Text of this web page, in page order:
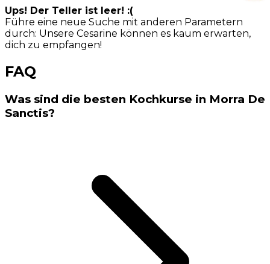
Ups! Der Teller ist leer! :(
Führe eine neue Suche mit anderen Parametern
durch: Unsere Cesarine können es kaum erwarten,
dich zu empfangen!
FAQ
Was sind die besten Kochkurse in Morra De
Sanctis?